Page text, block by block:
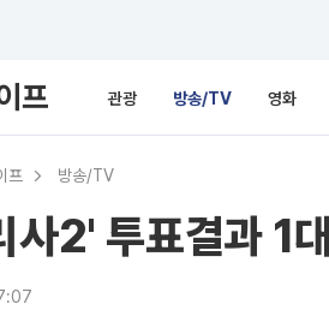
프 관광 방송/TV 영화
프 방송/TV
사2' 투표결과 1